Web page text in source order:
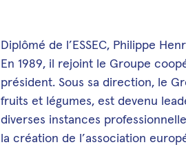
Diplômé de l’ESSEC, Philippe
En 1989, il rejoint le Groupe
président. Sous sa direction, le
fruits et légumes, est devenu
diverses instances
la création de l’association